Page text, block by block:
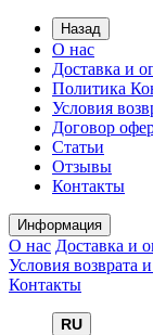
Назад
О нас
Доставка и
Политика
Условия
Договор
Статьи
Отзывы
Контакты
Информация
О нас Доставка и
Условия возврата
Контакты
RU